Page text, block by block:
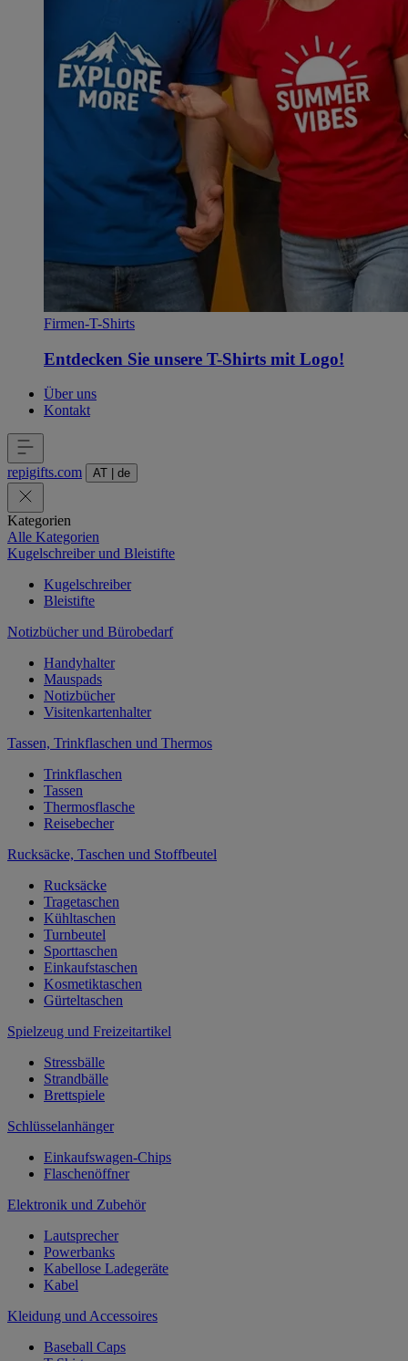
Firmen-T-Shirts
Entdecken Sie unsere T-Shirts mit Logo!
Über uns
Kontakt
repigifts.com AT de
Kategorien
Alle Kategorien
Kugelschreiber und Bleistifte
Kugelschreiber
Bleistifte
Notizbücher und Bürobedarf
Handyhalter
Mauspads
Notizbücher
Visitenkartenhalter
Tassen, Trinkflaschen und Thermos
Trinkflaschen
Tassen
Thermosflasche
Reisebecher
Rucksäcke, Taschen und Stoffbeutel
Rucksäcke
Tragetaschen
Kühltaschen
Turnbeutel
Sporttaschen
Einkaufstaschen
Kosmetiktaschen
Gürteltaschen
Spielzeug und Freizeitartikel
Stressbälle
Strandbälle
Brettspiele
Schlüsselanhänger
Einkaufswagen-Chips
Flaschenöffner
Elektronik und Zubehör
Lautsprecher
Powerbanks
Kabellose Ladegeräte
Kabel
Kleidung und Accessoires
Baseball Caps